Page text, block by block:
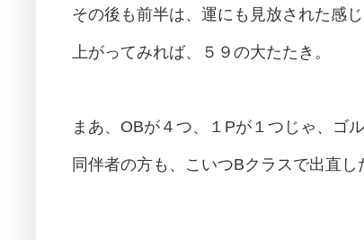
その後も前半は、運にも見放された感じ
上がってみれば、５９の大たたき。
まあ、OBが４つ、１Pが１つじゃ、ゴ
同伴者の方も、こいつBクラスで出直